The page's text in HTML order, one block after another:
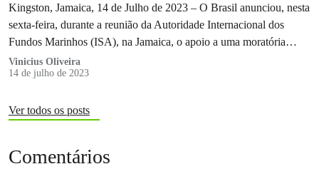
Kingston, Jamaica, 14 de Julho de 2023 – O Brasil anunciou, nesta
sexta-feira, durante a reunião da Autoridade Internacional dos
Fundos Marinhos (ISA), na Jamaica, o apoio a uma moratória…
Vinicius Oliveira
14 de julho de 2023
Ver todos os posts
Comentários